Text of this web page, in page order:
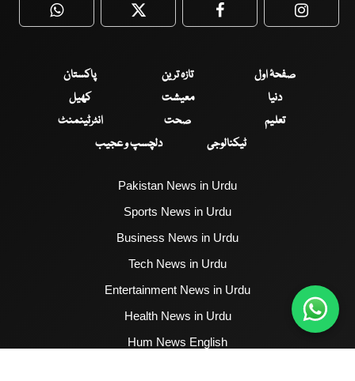
WhatsApp Twitter Facebook
صفحۂ اول تازہ ترین
پاکستان
دنیا
معیشت
کھیل
تعلیم
صحت
انٹرٹینمنٹ
ٹیکنالوجی
دلچسپ و عجیب
Pakistan News in Urdu
Sports News in Urdu
Business News in Urdu
Tech News in Urdu
Entertainment News in Urdu
Health News in Urdu
Hum News English